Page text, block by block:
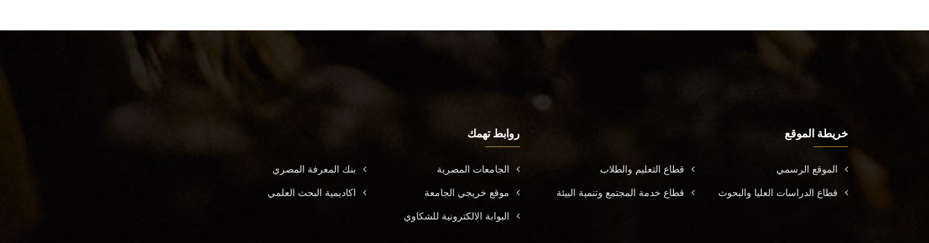
خريطة الموقع
الموقع الرسمي قطاع التعليم والطلاب
قطاع الدراسات العليا والبحوث قطاع خدمة المجتمع وتنمية البيئة
روابط تهمك
الجامعات المصرية بنك المعرفة المصري
موقع خريجي الجامعة اكاديمية البحث العلمي
البوابة الالكترونية للشكاوي